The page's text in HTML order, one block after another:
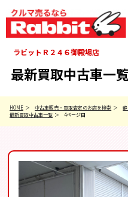
ラビットＲ２４６御殿場店
最新買取中古車一
HOME 中古車販売・買取査定のお店を検索
最新買取中古車一覧
4ページ目